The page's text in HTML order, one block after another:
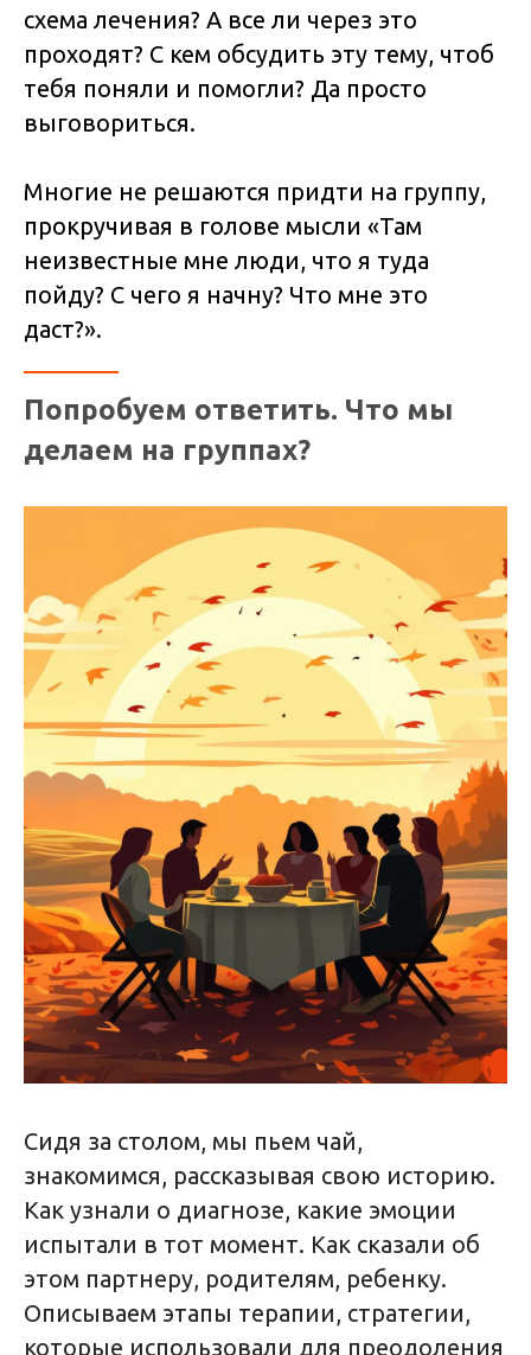
схема лечения? А все ли через это
проходят? С кем обсудить эту тему, чтоб
тебя поняли и помогли? Да просто
выговориться.
Многие не решаются придти на группу,
прокручивая в голове мысли «Там
неизвестные мне люди, что я туда
пойду? С чего я начну? Что мне это
даст?».
Попробуем ответить. Что мы
делаем на группах?
Сидя за столом, мы пьем чай,
знакомимся, рассказывая свою историю.
Как узнали о диагнозе, какие эмоции
испытали в тот момент. Как сказали об
этом партнеру, родителям, ребенку.
Описываем этапы терапии, стратегии,
которые использовали для преодоления